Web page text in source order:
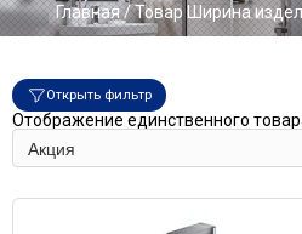
Главная/ Товар Ширина
Открыть фильтр
Отображение единственного